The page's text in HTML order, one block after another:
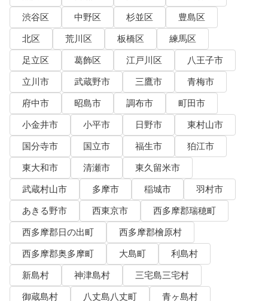
渋谷区
中野区 杉並区
豊島区
北区
荒川区 板橋区
練馬区
足立区
葛飾区 江戸川区
八王子市
立川市
武蔵野市 三鷹市
青梅市
府中市
昭島市 調布市
町田市
小金井市
小平市 日野市
東村山市
国分寺市
国立市 福生市
狛江市
東大和市
清瀬市
東久留米市
武蔵村山市
多摩市 稲城市
羽村市
あきる野市
西東京市
西多摩郡瑞穂町
西多摩郡日の出町
西多摩郡檜原村
西多摩郡奥多摩町
大島町
利島村
新島村
神津島村
三宅島三宅村
御蔵島村
八丈島八丈町
青ヶ島村